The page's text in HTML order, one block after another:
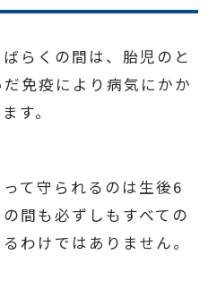
らくの間は、胎児のと
免疫により病気にかか
す。
て守られるのは生後6
間も必ずしもすべての
わけではありません。